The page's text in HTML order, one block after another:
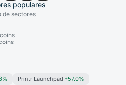
populares
de sectores
Printr Launchpad +57.0%